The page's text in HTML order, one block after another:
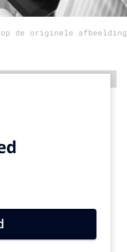
op de originele afbeelding